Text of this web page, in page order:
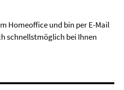
Homeoffice und bin per E-Mail
schnellstmöglich bei Ihnen